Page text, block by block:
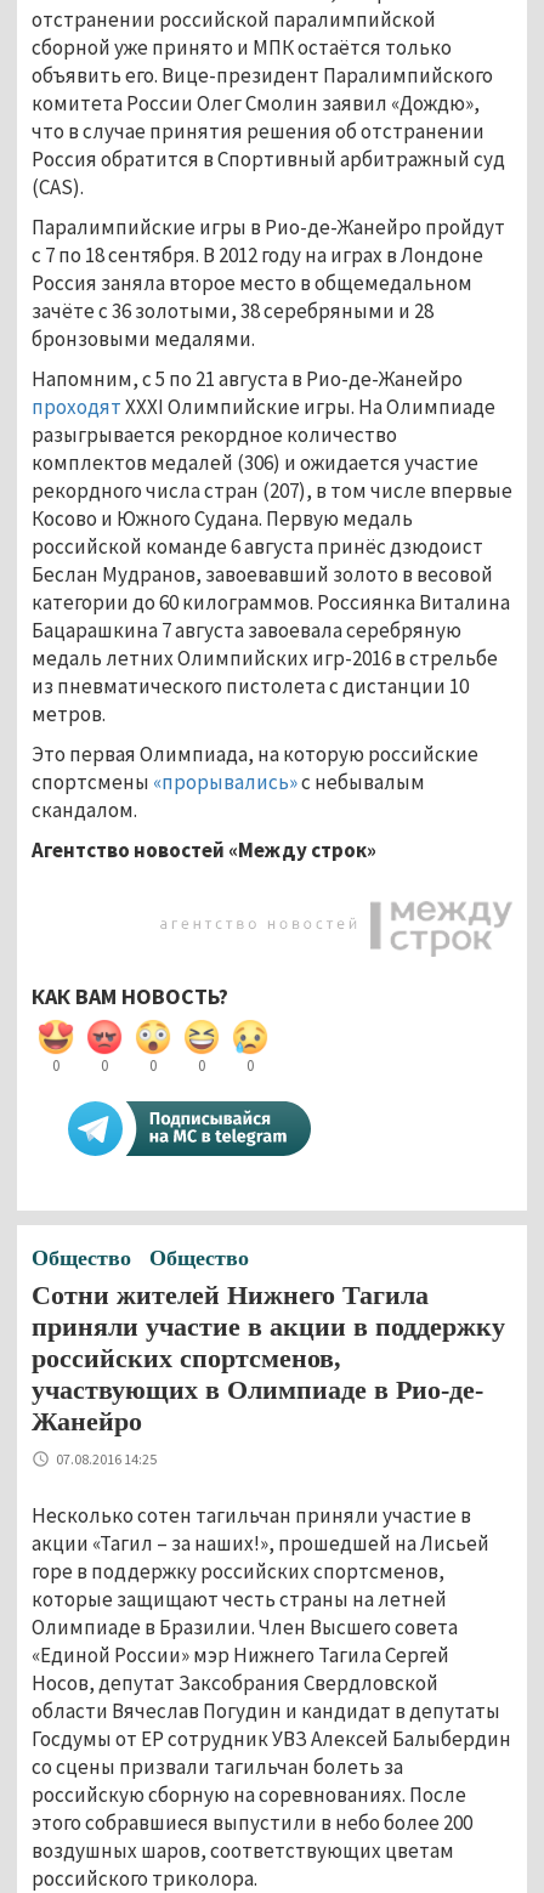
отстранении российской паралимпийской
сборной уже принято и МПК остаётся только
объявить его. Вице-президент Паралимпийского
комитета России Олег Смолин заявил «Дождю»,
что в случае принятия решения об отстранении
Россия обратится в Спортивный арбитражный суд
(CAS).
Паралимпийские игры в Рио-де-Жанейро пройдут
с 7 по 18 сентября. В 2012 году на играх в Лондоне
Россия заняла второе место в общемедальном
зачёте с 36 золотыми, 38 серебряными и 28
бронзовыми медалями.
Напомним, с 5 по 21 августа в Рио-де-Жанейро
проходятXXXI Олимпийские игры. На Олимпиаде
разыгрывается рекордное количество
комплектов медалей (306) и ожидается участие
рекордного числа стран (207), в том числе впервые
Косово и Южного Судана. Первую медаль
российской команде 6 августа принёс дзюдоист
Беслан Мудранов, завоевавший золото в весовой
категории до 60 килограммов. Россиянка Виталина
Бацарашкина 7 августа завоевала серебряную
медаль летних Олимпийских игр-2016 в стрельбе
из пневматического пистолета с дистанции 10
метров.
Это первая Олимпиада, на которую российские
спортсмены «прорывались»с небывалым
скандалом.
Агентство новостей «Между строк»
КАК ВАМ НОВОСТЬ?
0 0 0 0 0
Общество Общество
Сотни жителей Нижнего Тагила
приняли участие в акции в поддержку
российских спортсменов,
участвующих в Олимпиаде в Рио-де-
Жанейро
07.08.2016 14:25
Несколько сотен тагильчан приняли участие в
акции «Тагил – за наших!», прошедшей на Лисьей
горе в поддержку российских спортсменов,
которые защищают честь страны на летней
Олимпиаде в Бразилии. Член Высшего совета
«Единой России» мэр Нижнего Тагила Сергей
Носов, депутат Заксобрания Свердловской
области Вячеслав Погудин и кандидат в депутаты
Госдумы от ЕР сотрудник УВЗ Алексей Балыбердин
со сцены призвали тагильчан болеть за
российскую сборную на соревнованиях. После
этого собравшиеся выпустили в небо более 200
воздушных шаров, соответствующих цветам
российского триколора.